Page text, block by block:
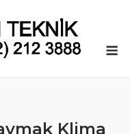
Klima